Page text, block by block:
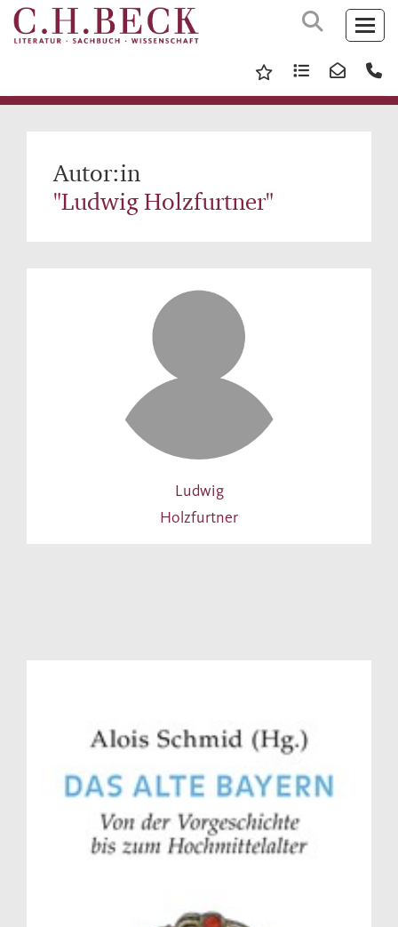
Autor:in
"Ludwig Holzfurtner"
Ludwig
Holzfurtner